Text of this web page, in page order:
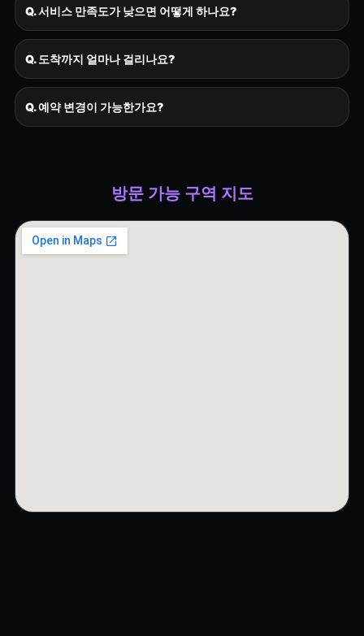
Q. 서비스 만족도가 낮으면 어떻게 하나요?
Q. 도착까지 얼마나 걸리나요?
Q. 예약 변경이 가능한가요?
방문 가능 구역 지도